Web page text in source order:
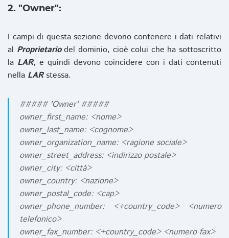
2. "Owner":
I campi di questa sezione devono contenere i dati relativi
al Proprietariodel dominio, cioè colui che ha sottoscritto
la LAR, e quindi devono coincidere con i dati contenuti
nella LARstessa.
##### 'Owner' #####
owner_first_name: <nome>
owner_last_name: <cognome>
owner_organization_name: <ragione sociale>
owner_street_address: <indirizzo postale>
owner_city: <città>
owner_country: <nazione>
owner_postal_code: <cap>
owner_phone_number: <+country_code> <numero
telefonico>
owner_fax_number: <+country_code> <numero fax>